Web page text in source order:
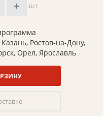
шт
Ростов-на-Дону,
Орел, Ярославль